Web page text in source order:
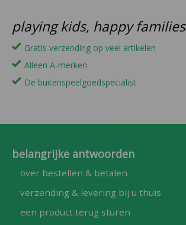
playing kids, happy families
Gratis verzending op veel artikelen
Alleen A-merken
De buitenspeelgoedspecialist
belangrijke antwoorden
over bestellen & betalen
verzending & levering bij u thuis
een product terug sturen